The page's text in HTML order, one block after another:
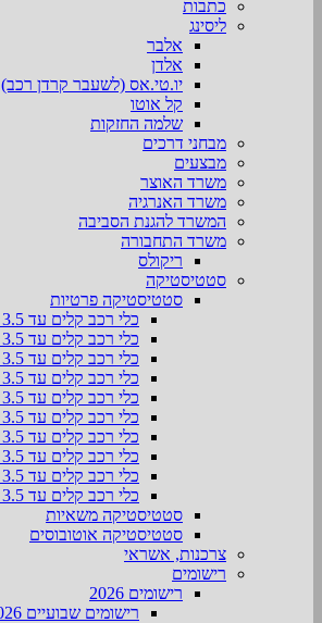
כתבות
ליסינג
אלבר
אלדן
יו.טי.אס (לשעבר קרדן רכב)
קל אוטו
שלמה החזקות
מבחני דרכים
מבצעים
משרד האוצר
משרד האנרגיה
המשרד להגנת הסביבה
משרד התחבורה
ריקולס
סטטיסטיקה
סטטיסטיקה פרטיות
כלי רכב קלים עד 3.5 טון 2026
כלי רכב קלים עד 3.5 טון 2025
כלי רכב קלים עד 3.5 טון 2024
כלי רכב קלים עד 3.5 טון 2023
כלי רכב קלים עד 3.5 טון 2022
כלי רכב קלים עד 3.5 טון 2021
כלי רכב קלים עד 3.5 טון 2020
כלי רכב קלים עד 3.5 טון 2019
כלי רכב קלים עד 3.5 טון 2018
כלי רכב קלים עד 3.5 טון 2017
סטטיסטיקה משאיות
סטטיסטיקה אוטובוסים
צרכנות, אשראי
רישומים
רישומים 2026
רישומים שבועיים 2026